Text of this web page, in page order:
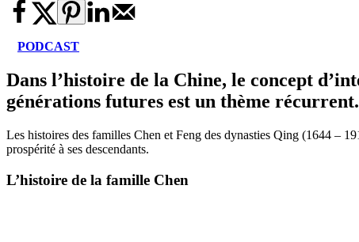
PODCAST
Dans l’histoire de la Chine, le concept
générations futures est un thème récurrent.
Les histoires des familles Chen et Feng des dynasties Qing (1644 –
prospérité à ses descendants.
L’histoire de la famille Chen